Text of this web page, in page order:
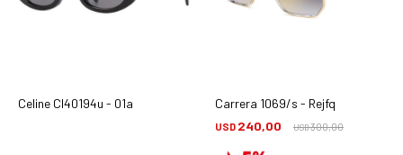
Celine Cl40194u - 01a Carrera 1069/s - Rejfq
USD 240,00 USD300,00